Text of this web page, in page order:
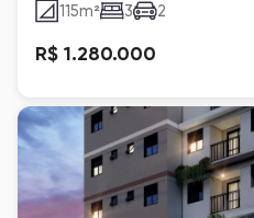
115m² 3 2
R$ 1.280.000